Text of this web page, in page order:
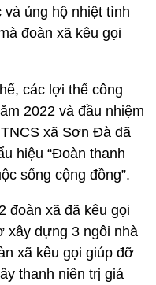
ủng hộ nhiệt tình
đoàn xã kêu gọi
các lợi thế công
2022 và đầu nhiệm
xã Sơn Đà đã
hiệu “Đoàn thanh
sống cộng đồng”.
đoàn xã đã kêu gọi
xây dựng 3 ngôi nhà
xã kêu gọi giúp đỡ
thanh niên trị giá